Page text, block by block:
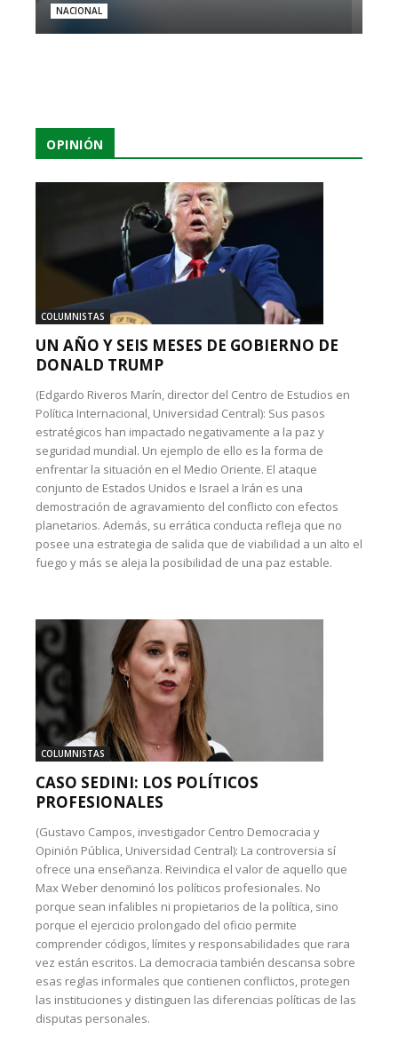
NACIONAL
OPINIÓN
COLUMNISTAS
UN AÑO Y SEIS MESES DE GOBIERNO DE
DONALD TRUMP
(Edgardo Riveros Marín, director del Centro de Estudios en
Política Internacional, Universidad Central): Sus pasos
estratégicos han impactado negativamente a la paz y
seguridad mundial. Un ejemplo de ello es la forma de
enfrentar la situación en el Medio Oriente. El ataque
conjunto de Estados Unidos e Israel a Irán es una
demostración de agravamiento del conflicto con efectos
planetarios. Además, su errática conducta refleja que no
posee una estrategia de salida que de viabilidad a un alto el
fuego y más se aleja la posibilidad de una paz estable.
COLUMNISTAS
CASO SEDINI: LOS POLÍTICOS
PROFESIONALES
(Gustavo Campos, investigador Centro Democracia y
Opinión Pública, Universidad Central): La controversia sí
ofrece una enseñanza. Reivindica el valor de aquello que
Max Weber denominó los políticos profesionales. No
porque sean infalibles ni propietarios de la política, sino
porque el ejercicio prolongado del oficio permite
comprender códigos, límites y responsabilidades que rara
vez están escritos. La democracia también descansa sobre
esas reglas informales que contienen conflictos, protegen
las instituciones y distinguen las diferencias políticas de las
disputas personales.